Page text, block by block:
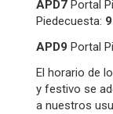
APD7 Portal
Piedecuesta:
APD9 Portal
El horario de
y festivo se
a nuestros